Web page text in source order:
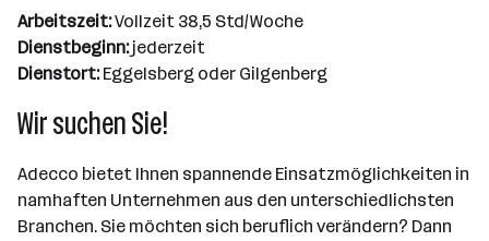
Arbeitszeit:Vollzeit 38,5 Std/Woche
Dienstbeginn:jederzeit
Dienstort:Eggelsberg oder Gilgenberg
Wir suchen Sie!
Adecco bietet Ihnen spannende Einsatzmöglichkeiten in
namhaften Unternehmen aus den unterschiedlichsten
Branchen. Sie möchten sich beruflich verändern? Dann